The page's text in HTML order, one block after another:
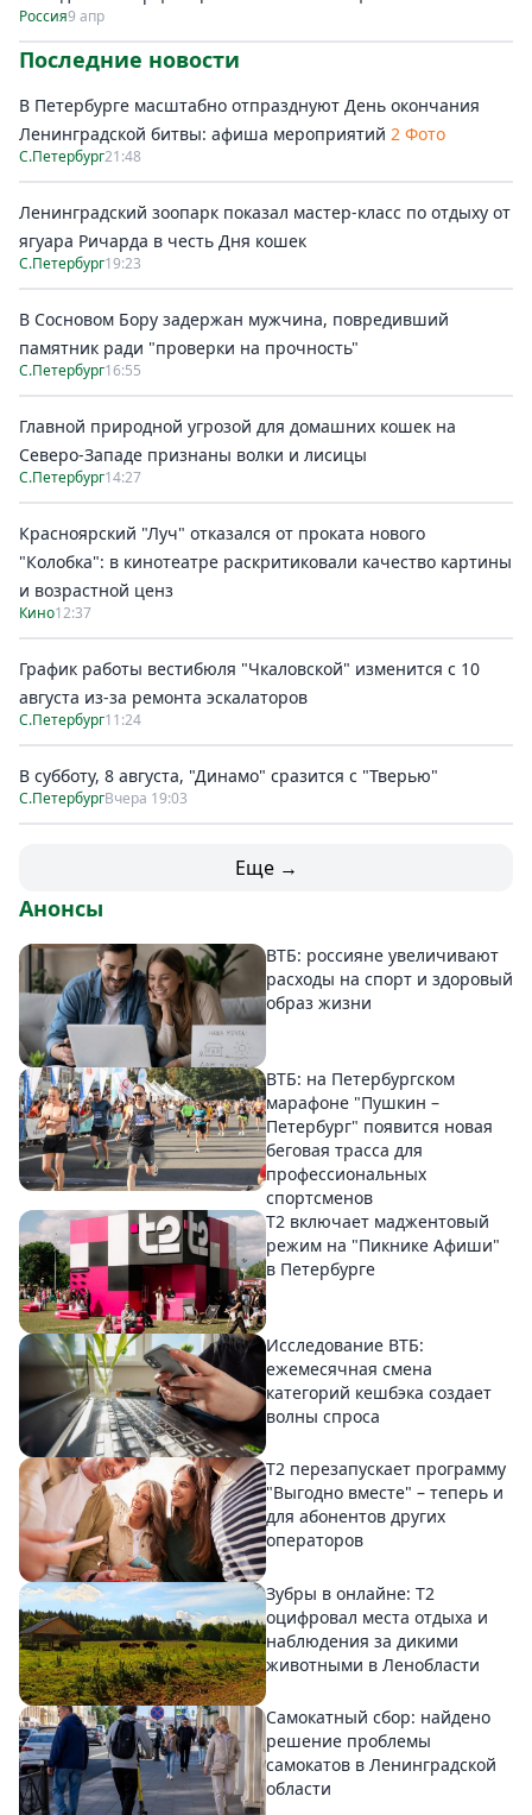
Россия9 апр
Последние новости
В Петербурге масштабно отпразднуют День окончания
Ленинградской битвы: афиша мероприятий 2 Фото
С.Петербург21:48
Ленинградский зоопарк показал мастер-класс по отдыху от
ягуара Ричарда в честь Дня кошек
С.Петербург19:23
В Сосновом Бору задержан мужчина, повредивший
памятник ради "проверки на прочность"
С.Петербург16:55
Главной природной угрозой для домашних кошек на
Северо-Западе признаны волки и лисицы
С.Петербург14:27
Красноярский "Луч" отказался от проката нового
"Колобка": в кинотеатре раскритиковали качество картины
и возрастной ценз
Кино12:37
График работы вестибюля "Чкаловской" изменится с 10
августа из-за ремонта эскалаторов
С.Петербург11:24
В субботу, 8 августа, "Динамо" сразится с "Тверью"
С.ПетербургВчера 19:03
Еще →
Анонсы
ВТБ: россияне увеличивают
расходы на спорт и здоровый
образ жизни
ВТБ: на Петербургском
марафоне "Пушкин –
Петербург" появится новая
беговая трасса для
профессиональных
спортсменов
Т2 включает маджентовый
режим на "Пикнике Афиши"
в Петербурге
Исследование ВТБ:
ежемесячная смена
категорий кешбэка создает
волны спроса
Т2 перезапускает программу
"Выгодно вместе" – теперь и
для абонентов других
операторов
Зубры в онлайне: Т2
оцифровал места отдыха и
наблюдения за дикими
животными в Ленобласти
Самокатный сбор: найдено
решение проблемы
самокатов в Ленинградской
области